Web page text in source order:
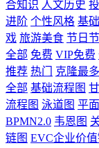
合知识 人文历史
进阶 个性风格 基
戏 旅游美食 节日
全部 免费 VIP免费
推荐 热门 克隆最多
全部 基础流程图
流程图 泳道图 平
BPMN2.0 韦恩图
链图 EVC企业价值